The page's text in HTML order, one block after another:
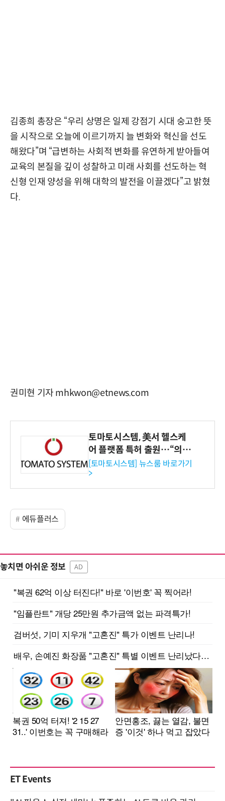
김종희 총장은 “우리 상명은 일제 강점기 시대 숭고한 뜻
을 시작으로 오늘에 이르기까지 늘 변화와 혁신을 선도
해왔다”며 “급변하는 사회적 변화를 유연하게 받아들여
교육의 본질을 깊이 성찰하고 미래 사회를 선도하는 혁
신형 인재 양성을 위해 대학의 발전을 이끌겠다”고 밝혔
다.
권미현 기자 mhkwon@etnews.com
토마토시스템, 美서 헬스케
어 플랫폼 특허 출원…“의료
기관·보험사 공략”
[토마토시스템] 뉴스룸 바로가기
>
에듀플러스
놓치면 아쉬운 정보 AD
ET Events